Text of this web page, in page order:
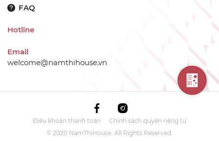
FAQ
Hotline
Email
welcome@namthihouse.vn
© 2020 NamThiHouse. All Rights Reserved.
Điều khoản thanh toán Chính sách quyền riêng tư